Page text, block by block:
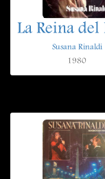
La Reina del
Susana Rinaldi
1980